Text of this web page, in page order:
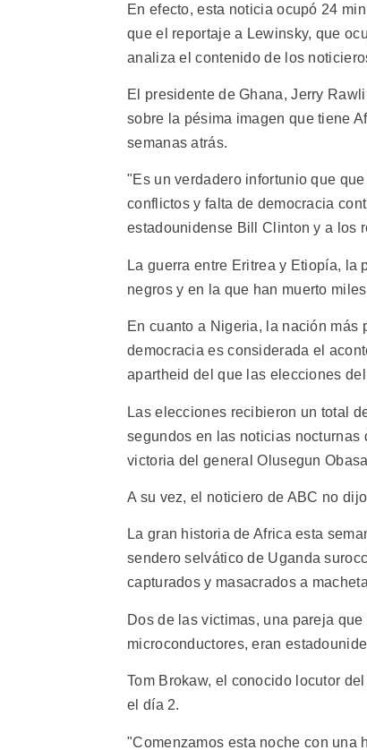
En efecto, esta noticia ocupó 24
que el reportaje a Lewinsky, que
analiza el contenido de los
El presidente de Ghana, Jerry
sobre la pésima imagen que tiene
semanas atrás.
"Es un verdadero infortunio que
conflictos y falta de democracia
estadounidense Bill Clinton y a los
La guerra entre Eritrea y Etiopía,
negros y en la que han muerto
En cuanto a Nigeria, la nación más
democracia es considerada el
apartheid del que las elecciones
Las elecciones recibieron un total
segundos en las noticias
victoria del general Olusegun
A su vez, el noticiero de ABC no
La gran historia de Africa esta
sendero selvático de Uganda
capturados y masacrados a
Dos de las victimas, una pareja
microconductores, eran
Tom Brokaw, el conocido locutor
el día 2.
"Comenzamos esta noche con una